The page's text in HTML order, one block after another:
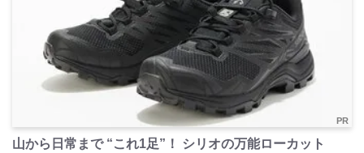
PR
山から日常まで “これ1足”！ シリオの万能ローカット